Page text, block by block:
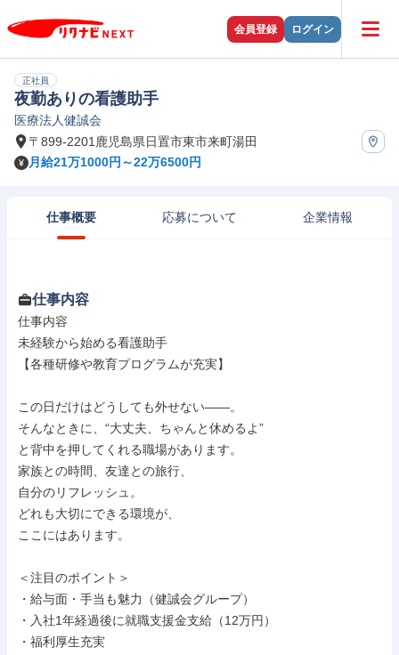
会員登録 ログイン
正社員
夜勤ありの看護助手
医療法人健誠会
〒899-2201鹿児島県日置市東市来町湯田
月給21万1000円～22万6500円
仕事概要 応募について 企業情報
仕事内容
仕事内容
未経験から始める看護助手
【各種研修や教育プログラムが充実】
この日だけはどうしても外せない——。
そんなときに、“大丈夫、ちゃんと休めるよ”
と背中を押してくれる職場があります。
家族との時間、友達との旅行、
自分のリフレッシュ。
どれも大切にできる環境が、
ここにはあります。
＜注目のポイント＞
・給与面・手当も魅力（健誠会グループ）
・入社1年経過後に就職支援金支給（12万円）
・福利厚生充実